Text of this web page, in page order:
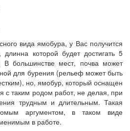
вида ямобура, у Вас получится
длинна которой будет достигать 5
большинстве мест, почва может
для бурения (рельеф может быть
но, ямобур, который оснащен
с таким родом работ, не делая, при
трудным и длительным. Такая
аргументом, в таком виде
в работе.